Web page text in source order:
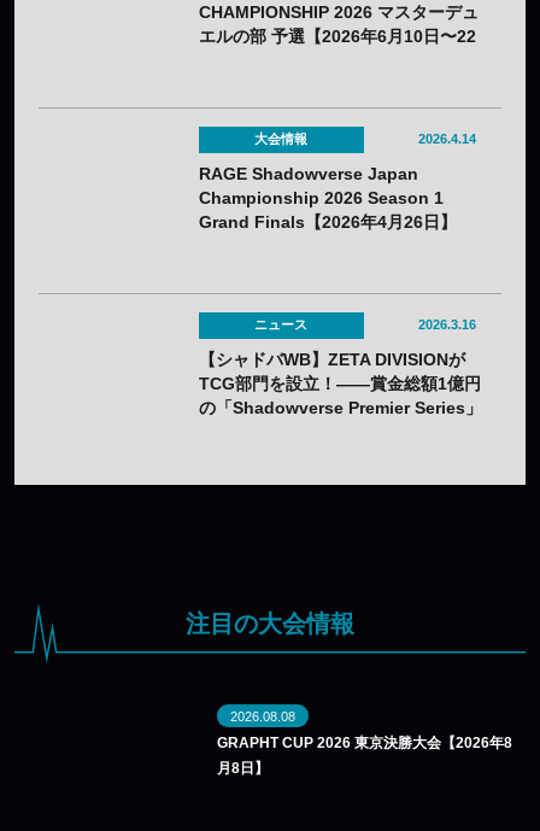
CHAMPIONSHIP 2026 マスターデュ
エルの部 予選【2026年6月10日〜22
大会情報 2026.4.14
RAGE Shadowverse Japan
Championship 2026 Season 1
Grand Finals【2026年4月26日】
ニュース 2026.3.16
【シャドバWB】ZETA DIVISIONが
TCG部門を設立！——賞金総額1億円
の「Shadowverse Premier Series」
注目の大会情報
2026.08.08
GRAPHT CUP 2026 東京決勝大会【2026年8
月8日】